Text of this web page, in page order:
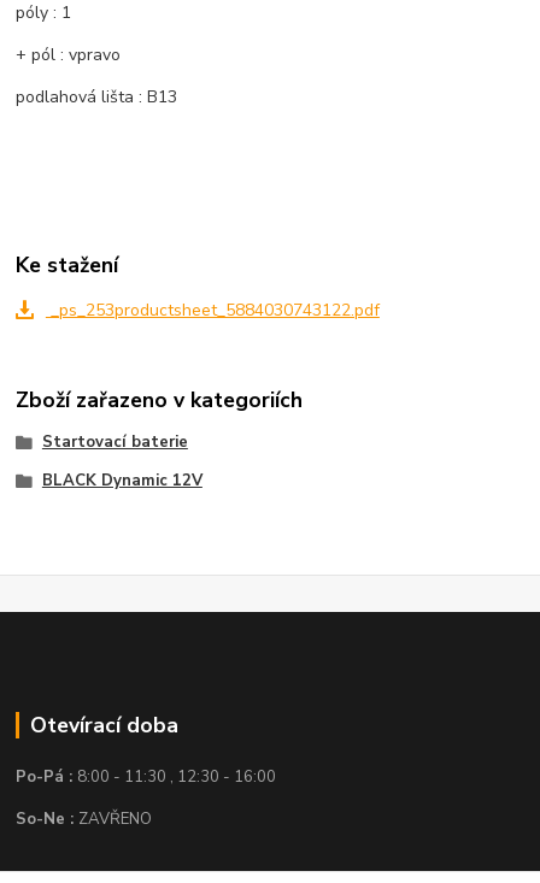
póly : 1
+ pól : vpravo
podlahová lišta : B13
Ke stažení
_ps_253productsheet_5884030743122.pdf
Zboží zařazeno v kategoriích
Startovací baterie
BLACK Dynamic 12V
Otevírací doba
Po-Pá : 8:00 - 11:30 , 12:30 - 16:00
So-Ne : ZAVŘENO